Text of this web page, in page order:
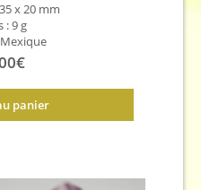
x 20 mm
: 9 g
€
panier